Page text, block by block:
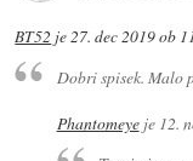
BT52 je27. dec 2019 ob
Dobri spisek. Malo
Phantomeyeje 12.